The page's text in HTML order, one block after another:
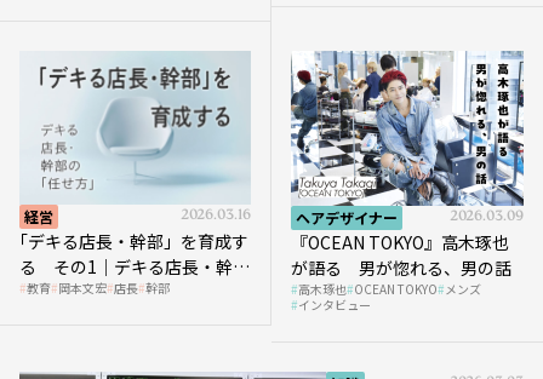
経営 2026.03.16
｢デキる店長・幹部」を育成す
る その1｜デキる店長・幹部
の「任せ方」
教育 岡本文宏 店長 幹部
ヘアデザイナー 2026.03.09
『OCEAN TOKYO』高木琢也
が語る 男が惚れる、男の話
高木琢也 OCEAN TOKYO メンズ
インタビュー